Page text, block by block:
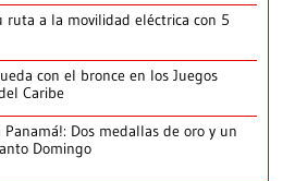
ruta a la movilidad eléctrica con 5
con el bronce en los Juegos
Caribe
Panamá!: Dos medallas de oro y un
Domingo